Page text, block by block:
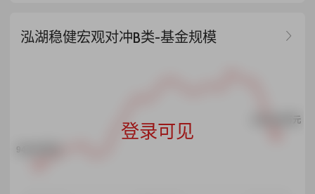
泓湖稳健宏观对冲B类-基金规模
8413.89万元
登录可见